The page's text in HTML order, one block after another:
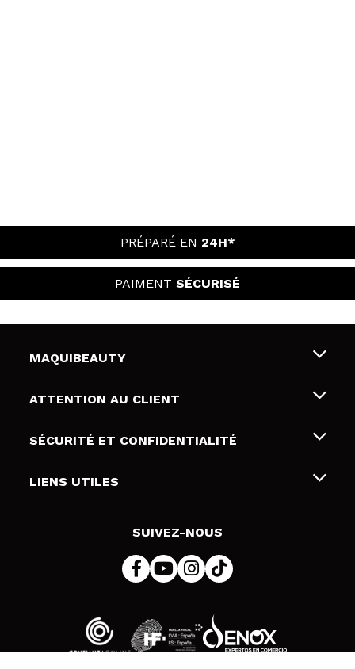
PRÉPARÉ EN 24H*
PAIMENT SÉCURISÉ
MAQUIBEAUTY
Qui sommes nous
Cartes-cadeaux
ATTENTION AU CLIENT
Livraison & retour
Modes de paiement
SÉCURITÉ ET CONFIDENTIALITÉ
Conditions et confidentialité
LIENS UTILES
SUIVEZ-NOUS